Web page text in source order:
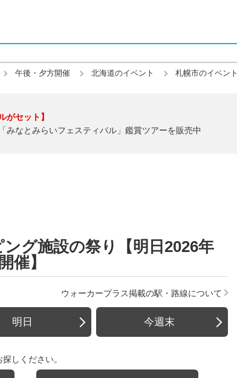
午後・夕方開催 北海道のイベント 札幌市のイベント
がセット】
みなとみらいフェスティバル」鑑賞ツアーを販売中
グ施設の祭り【明日2026年
催】
ウォーカープラス掲載の駅・路線について
明日 今週末
しください。